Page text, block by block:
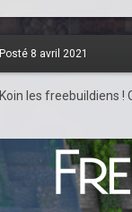
Posté 8 avril 2021
Koin les freebuildiens